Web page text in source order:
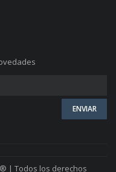
| Todos los derechos